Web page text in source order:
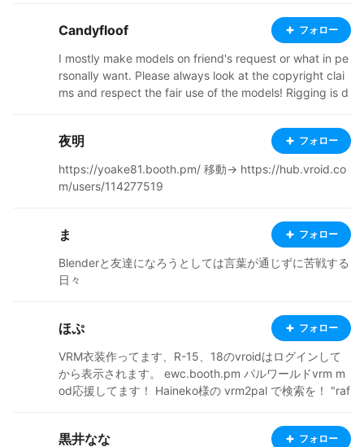
ます。こちらも可能ならTwitterへリンクを貼っています
使用条件等は個々のモデルで異なります。
Candyfloof フォロー
I mostly make models on friend's request or what in pe
rsonally want. Please always look at the copyright clai
ms and respect the fair use of the models! Rigging is d
n them into vrm files and add physics via univrm (❁´◡
`❁) (still need to figure out how to animate faces) have
夜明 フォロー
https://yoake81.booth.pm/ 移動→ https://hub.vroid.co
m/users/114277519
ま フォロー
Blenderと友達になろうとしては言葉が通じずに苦戦する
日々
ほぷ フォロー
VRM衣装作ってます、R-15、18のvroidはログインして
から表示されます。 ewc.booth.pm パルワールドvrm m
od応援してます！ Haineko様の vrm2pal で検索を！ "raf
黒井なな フォロー